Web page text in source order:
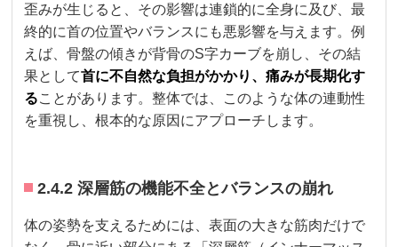
歪みが生じると、その影響は連鎖的に全身に及び、最
終的に首の位置やバランスにも悪影響を与えます。例
えば、骨盤の傾きが背骨のS字カーブを崩し、その結
果として首に不自然な負担がかかり、痛みが長期化す
ることがあります。整体では、このような体の連動性
を重視し、根本的な原因にアプローチします。
2.4.2 深層筋の機能不全とバランスの崩れ
体の姿勢を支えるためには、表面の大きな筋肉だけで